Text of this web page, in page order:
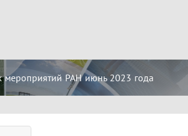
мероприятий РАН июнь 2023 года